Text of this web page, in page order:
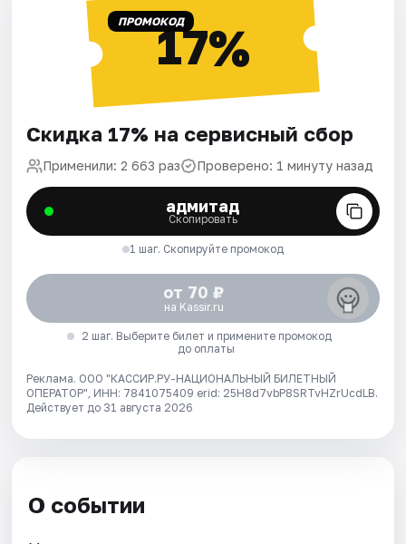
ПРОМОКОД17%
Скидка 17% на сервисный сбор
Применили: 2 663 раз Проверено: 1 минуту назад
адмитад
Скопировать
1 шаг. Скопируйте промокод
от 70 ₽
на Kassir.ru
2 шаг. Выберите билет и примените промокод
до оплаты
Реклама. ООО "КАССИР.РУ-НАЦИОНАЛЬНЫЙ БИЛЕТНЫЙ
ОПЕРАТОР", ИНН: 7841075409 erid: 25H8d7vbP8SRTvHZrUcdLB.
Действует до 31 августа 2026
О событии